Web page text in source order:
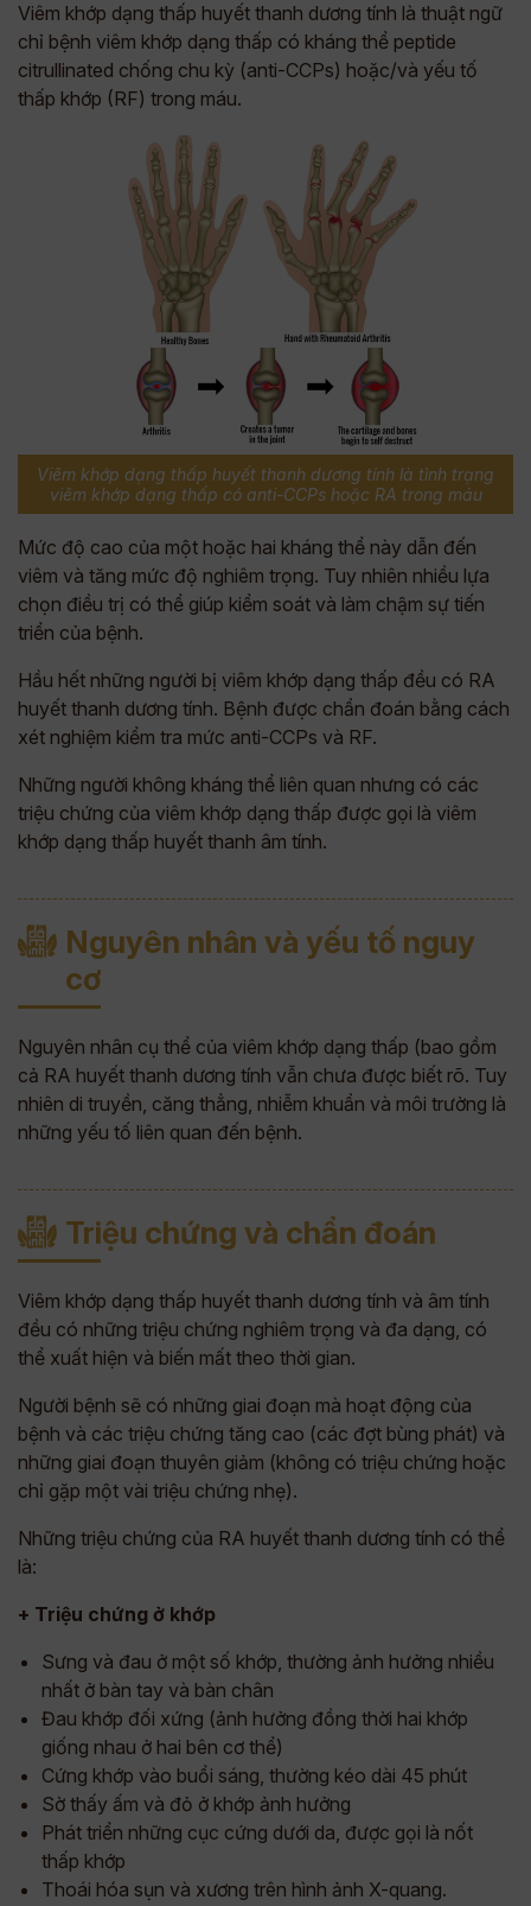
Viêm khớp dạng thấp huyết thanh dương tính là thuật ngữ
chỉ bệnh viêm khớp dạng thấp có kháng thể peptide
citrullinated chống chu kỳ (anti-CCPs) hoặc/và yếu tố
thấp khớp (RF) trong máu.
Viêm khớp dạng thấp huyết thanh dương tính là tình trạng
viêm khớp dạng thấp có anti-CCPs hoặc RA trong máu
Mức độ cao của một hoặc hai kháng thể này dẫn đến
viêm và tăng mức độ nghiêm trọng. Tuy nhiên nhiều lựa
chọn điều trị có thể giúp kiểm soát và làm chậm sự tiến
triển của bệnh.
Hầu hết những người bị viêm khớp dạng thấp đều có RA
huyết thanh dương tính. Bệnh được chẩn đoán bằng cách
xét nghiệm kiểm tra mức anti-CCPs và RF.
Những người không kháng thể liên quan nhưng có các
triệu chứng của viêm khớp dạng thấp được gọi là viêm
khớp dạng thấp huyết thanh âm tính.
Nguyên nhân và yếu tố nguy
cơ
Nguyên nhân cụ thể của viêm khớp dạng thấp (bao gồm
cả RA huyết thanh dương tính vẫn chưa được biết rõ. Tuy
nhiên di truyền, căng thẳng, nhiễm khuẩn và môi trường là
những yếu tố liên quan đến bệnh.
Triệu chứng và chẩn đoán
Viêm khớp dạng thấp huyết thanh dương tính và âm tính
đều có những triệu chứng nghiêm trọng và đa dạng, có
thể xuất hiện và biến mất theo thời gian.
Người bệnh sẽ có những giai đoạn mà hoạt động của
bệnh và các triệu chứng tăng cao (các đợt bùng phát) và
những giai đoạn thuyên giảm (không có triệu chứng hoặc
chỉ gặp một vài triệu chứng nhẹ).
Những triệu chứng của RA huyết thanh dương tính có thể
là:
+ Triệu chứng ở khớp
Sưng và đau ở một số khớp, thường ảnh hưởng nhiều
nhất ở bàn tay và bàn chân
Đau khớp đối xứng (ảnh hưởng đồng thời hai khớp
giống nhau ở hai bên cơ thể)
Cứng khớp vào buổi sáng, thường kéo dài 45 phút
Sờ thấy ấm và đỏ ở khớp ảnh hưởng
Phát triển những cục cứng dưới da, được gọi là nốt
thấp khớp
Thoái hóa sụn và xương trên hình ảnh X-quang.